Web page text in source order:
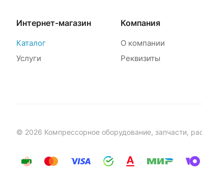
Интернет-магазин
Каталог
Услуги
Компания
О компании
Реквизиты
© 2026 Компрессорное оборудование, запчасти,